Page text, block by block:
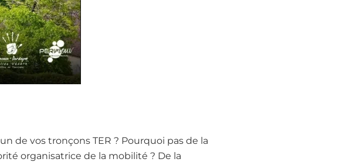
de vos tronçons TER ? Pourquoi pas de la
organisatrice de la mobilité ? De la